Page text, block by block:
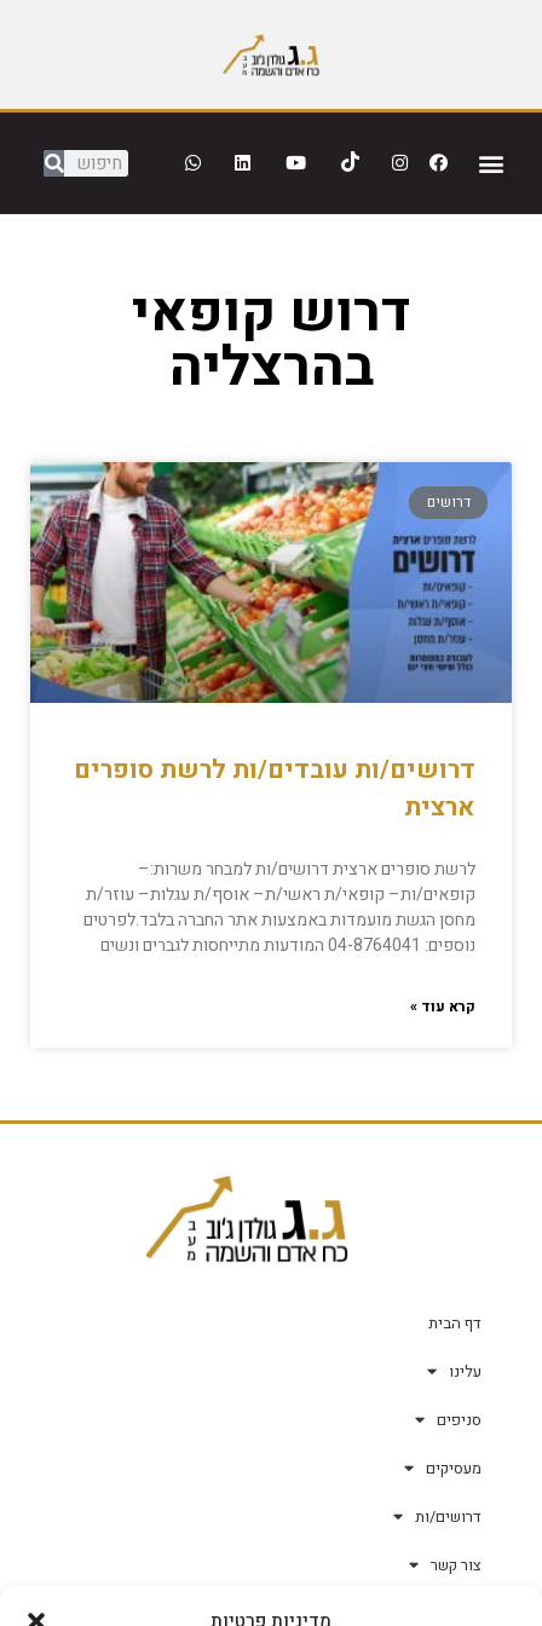
דרוש קופאי
בהרצליה
דרושים
דרושים/ות עובדים/ות לרשת סופרים
ארצית
לרשת סופרים ארצית דרושים/ות למבחר משרות:–
קופאים/ות– קופאי/ת ראשי/ת– אוסף/ת עגלות– עוזר/ת
מחסן הגשת מועמדות באמצעות אתר החברה בלבד.לפרטים
נוספים: 04-8764041 המודעות מתייחסות לגברים ונשים
קרא עוד »
דף הבית
עלינו
סניפים
מעסיקים
דרושים/ות
צור קשר